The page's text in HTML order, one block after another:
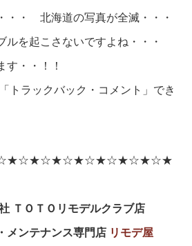
・・ 北海道の写真が全滅・・・
ルを起こさないですよね・・・
す・・！！
トラックバック・コメント」でき
ＴＯＴＯリモデルクラブ店
メンテナンス専門店 リモデ屋